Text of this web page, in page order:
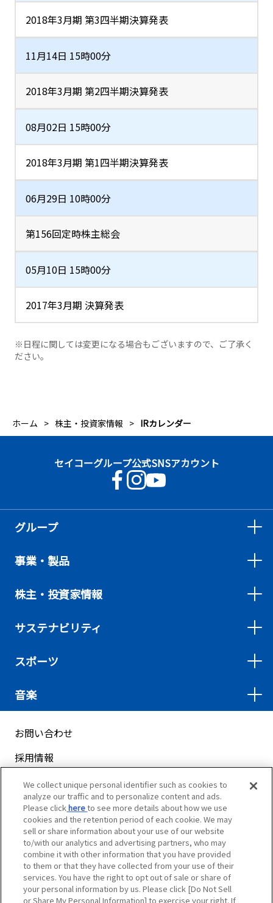
2018年3月期 第3四半期決算発表
11月14日 15時00分
2018年3月期 第2四半期決算発表
08月02日 15時00分
2018年3月期 第1四半期決算発表
06月29日 10時00分
第156回定時株主総会
05月10日 15時00分
2017年3月期 決算発表
※日程に関しては変更になる場合もございますので、ご了承く
ださい。
ホーム 株主・投資家情報 IRカレンダー
セイコーグループ公式SNSアカウント
グループ
事業・製品
株主・投資家情報
サステナビリティ
スポーツ
音楽
お問い合わせ
採用情報
サイトマップ
ご利用案内
プライバシーポリシー
クッキーポリシー
ソーシャルメディアポリシー
We collect unique personal identifier such as cookies to
analyze our traffic and to personalize content and ads.
Please clickhereto see more details about how we use
cookies and the retention period of each cookie. We may
sell or share information about your use of our website
to/with our analytics and advertising partners, who may
combine it with other information that you have provided
to them or that they have collected from your use of their
services. You have the right to opt out of sale or share of
your personal information by us. Please click [Do Not Sell
or Share My Personal Information] to exercise your right. If